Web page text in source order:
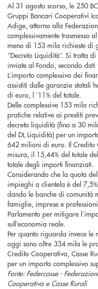
Al 31 agosto scorso, le 250
Gruppi Bancari Cooperativi
Adige, attorno alla
complessivamente trasmesso
meno di 153 mila richieste di
“Decreto Liquidità”. Si tratta
inviate al Fondo, secondo
L’importo complessivo dei
assistiti dalle garanzie statali
di euro, l ’11% del totale.
Delle complessive 153 mila
pratiche relative ai prestiti
decreto liquidità (fino a 30
del DL Liquidità) per un
642 milioni di euro. Il Credito
misura, il 15,44% del totale
totale degli importi finanziati.
Considerando che la quota
impieghi a clientela è del
dando le banche di comunità
famiglie, imprese e
Parlamento per mitigare
sull’economia reale.
Per quanto riguarda invece
oggi sono oltre 334 mila le
Credito Cooperativo, Casse
per un importo complessivo
Fonte: Federcasse -
Cooperativo e Casse Rurali